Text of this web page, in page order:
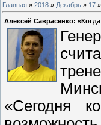
Главная » 2018 » Декабрь » 17
Алексей Саврасенко:
«Сегодня